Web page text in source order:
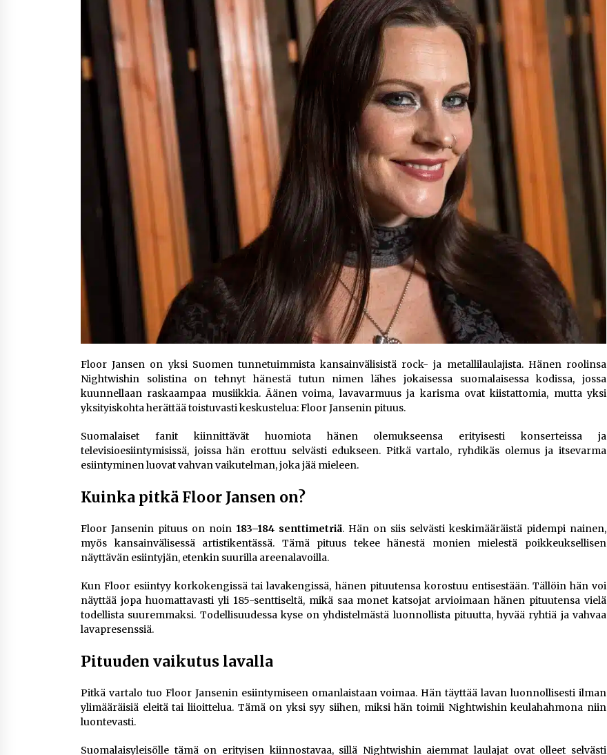
Nina Rung – rikollisuuden tutkija ja
väkivallan ehkäisyn näkyvä ääni
2 viikkoa sitten
Pia Töyli – tapaus, joka jäi osaksi
Suomen rikoshistoriaa
3 viikkoa sitten
Uutisankkuri Jan Andersson vaimo
– faktat ja huhut
4 viikkoa sitten
Pamela Anderson ikä, ura ja elämä
4 viikkoa sitten
Floor Jansen on yksi Suomen tunnetuimmista kansainvälisistä rock- ja metallilaulajista. Hänen roolinsa
Nightwishin solistina on tehnyt hänestä tutun nimen lähes jokaisessa suomalaisessa kodissa, jossa
kuunnellaan raskaampaa musiikkia. Äänen voima, lavavarmuus ja karisma ovat kiistattomia, mutta yksi
yksityiskohta herättää toistuvasti keskustelua: Floor Jansenin pituus.
Suomalaiset fanit kiinnittävät huomiota hänen olemukseensa erityisesti konserteissa ja
televisioesiintymisissä, joissa hän erottuu selvästi edukseen. Pitkä vartalo, ryhdikäs olemus ja itsevarma
esiintyminen luovat vahvan vaikutelman, joka jää mieleen.
Kuinka pitkä Floor Jansen on?
Floor Jansenin pituus on noin 183–184 senttimetriä. Hän on siis selvästi keskimääräistä pidempi nainen,
myös kansainvälisessä artistikentässä. Tämä pituus tekee hänestä monien mielestä poikkeuksellisen
näyttävän esiintyjän, etenkin suurilla areenalavoilla.
Kun Floor esiintyy korkokengissä tai lavakengissä, hänen pituutensa korostuu entisestään. Tällöin hän voi
näyttää jopa huomattavasti yli 185-senttiseltä, mikä saa monet katsojat arvioimaan hänen pituutensa vielä
todellista suuremmaksi. Todellisuudessa kyse on yhdistelmästä luonnollista pituutta, hyvää ryhtiä ja vahvaa
lavapresenssiä.
Pituuden vaikutus lavalla
Pitkä vartalo tuo Floor Jansenin esiintymiseen omanlaistaan voimaa. Hän täyttää lavan luonnollisesti ilman
ylimääräisiä eleitä tai liioittelua. Tämä on yksi syy siihen, miksi hän toimii Nightwishin keulahahmona niin
luontevasti.
Suomalaisyleisölle tämä on erityisen kiinnostavaa, sillä Nightwishin aiemmat laulajat ovat olleet selvästi